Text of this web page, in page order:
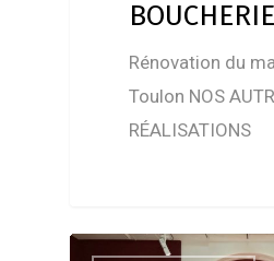
Rénovation du
Toulon NOS
RÉALISATIONS